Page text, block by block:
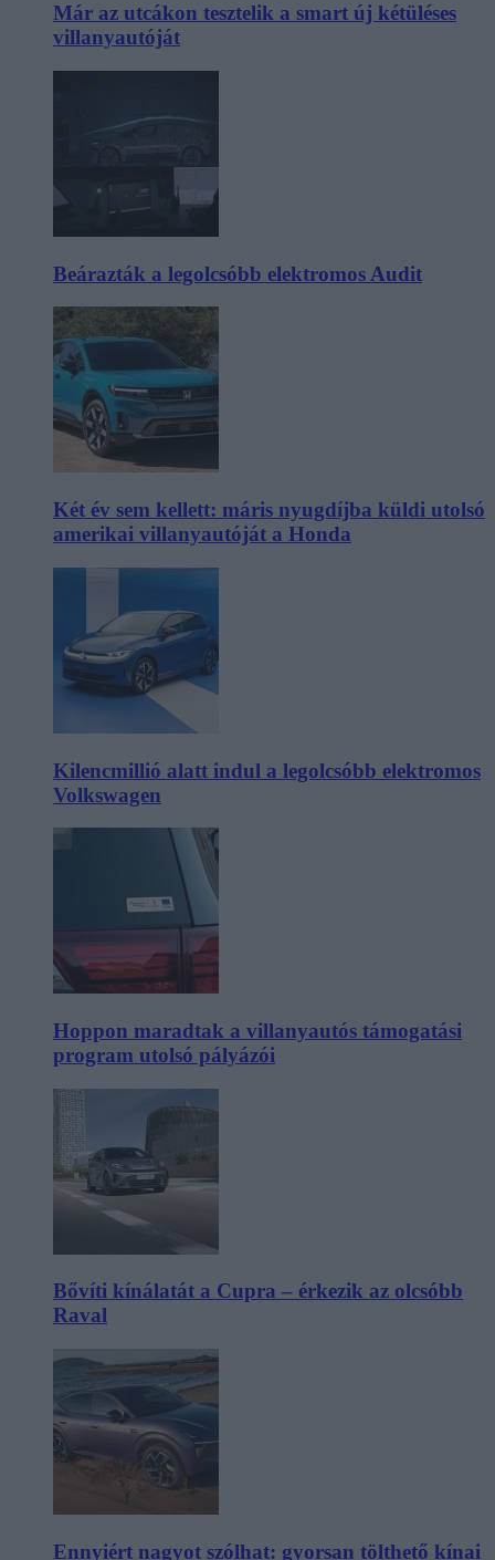
Már az utcákon tesztelik a smart új kétüléses
villanyautóját
Beárazták a legolcsóbb elektromos Audit
Két év sem kellett: máris nyugdíjba küldi utolsó
amerikai villanyautóját a Honda
Kilencmillió alatt indul a legolcsóbb elektromos
Volkswagen
Hoppon maradtak a villanyautós támogatási
program utolsó pályázói
Bővíti kínálatát a Cupra – érkezik az olcsóbb
Raval
Ennyiért nagyot szólhat: gyorsan tölthető kínai